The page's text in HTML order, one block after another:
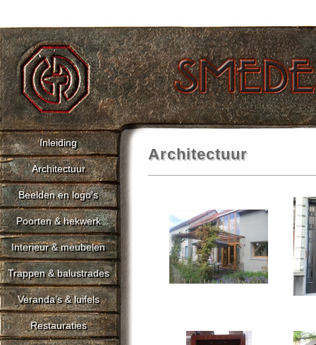
Inleiding
Architectuur
Beelden en logo’s
Poorten & hekwerk
Interieur & meubelen
Trappen & balustrades
Veranda’s & luifels
Restauraties
Architectuur